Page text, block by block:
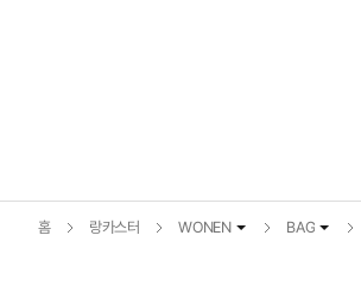
홈 랑카스터 WONEN BAG